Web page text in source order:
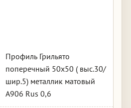
Профиль Грильято
поперечный 50х50 ( выс.30/
шир.5) металлик матовый
А906 Rus 0,6